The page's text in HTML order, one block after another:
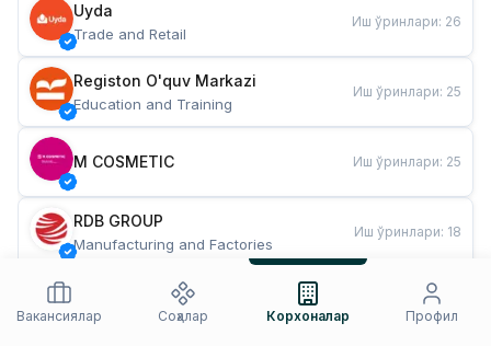
Uyda
Trade and Retail
Иш ўринлари: 26
Registon O'quv Markazi
Education and Training
Иш ўринлари: 25
M COSMETIC Иш ўринлари: 25
RDB GROUP
Manufacturing and Factories
Иш ўринлари: 18
Restaurants and Fast Food
Иш ўринлари
Вакансиялар
Соҳалар Корхоналар Профил